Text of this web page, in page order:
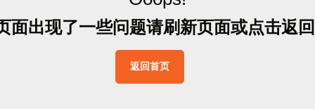
面出现了一些问题请刷新页面或点击返 回
返回首页